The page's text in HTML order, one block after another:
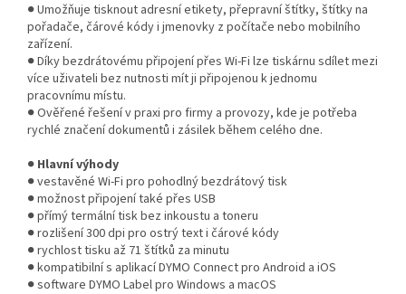
● Umožňuje tisknout adresní etikety, přepravní štítky, štítky na
pořadače, čárové kódy i jmenovky z počítače nebo mobilního
zařízení.
● Díky bezdrátovému připojení přes Wi-Fi lze tiskárnu sdílet mezi
více uživateli bez nutnosti mít ji připojenou k jednomu
pracovnímu místu.
● Ověřené řešení v praxi pro firmy a provozy, kde je potřeba
rychlé značení dokumentů i zásilek během celého dne.
● Hlavní výhody
● vestavěné Wi-Fi pro pohodlný bezdrátový tisk
● možnost připojení také přes USB
● přímý termální tisk bez inkoustu a toneru
● rozlišení 300 dpi pro ostrý text i čárové kódy
● rychlost tisku až 71 štítků za minutu
● kompatibilní s aplikací DYMO Connect pro Android a iOS
● software DYMO Label pro Windows a macOS